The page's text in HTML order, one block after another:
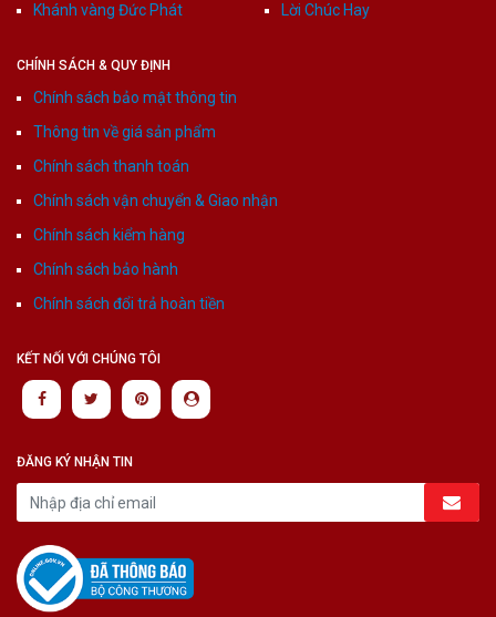
Khánh vàng Đức Phát
Lời Chúc Hay
CHÍNH SÁCH & QUY ĐỊNH
Chính sách bảo mật thông tin
Thông tin về giá sản phẩm
Chính sách thanh toán
Chính sách vận chuyển & Giao nhận
Chính sách kiểm hàng
Chính sách bảo hành
Chính sách đổi trả hoàn tiền
KẾT NỐI VỚI CHÚNG TÔI
ĐĂNG KÝ NHẬN TIN